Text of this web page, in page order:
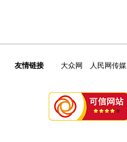
友情链接 大众网 人民网传媒